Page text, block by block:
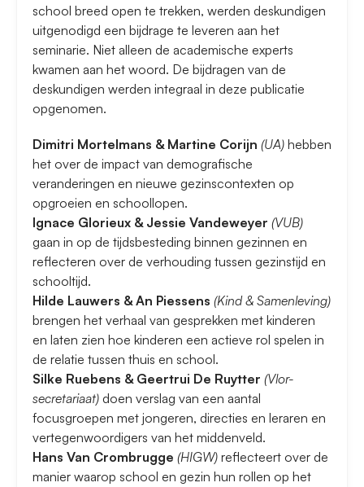
school breed open te trekken, werden deskundigen
uitgenodigd een bijdrage te leveren aan het
seminarie. Niet alleen de academische experts
kwamen aan het woord. De bijdragen van de
deskundigen werden integraal in deze publicatie
opgenomen.
Dimitri Mortelmans & Martine Corijn (UA) hebben
het over de impact van demografische
veranderingen en nieuwe gezinscontexten op
opgroeien en schoollopen.
Ignace Glorieux & Jessie Vandeweyer (VUB)
gaan in op de tijdsbesteding binnen gezinnen en
reflecteren over de verhouding tussen gezinstijd en
schooltijd.
Hilde Lauwers & An Piessens (Kind & Samenleving)
brengen het verhaal van gesprekken met kinderen
en laten zien hoe kinderen een actieve rol spelen in
de relatie tussen thuis en school.
Silke Ruebens & Geertrui De Ruytter (Vlor-
secretariaat) doen verslag van een aantal
focusgroepen met jongeren, directies en leraren en
vertegenwoordigers van het middenveld.
Hans Van Crombrugge (HIGW) reflecteert over de
manier waarop school en gezin hun rollen op het